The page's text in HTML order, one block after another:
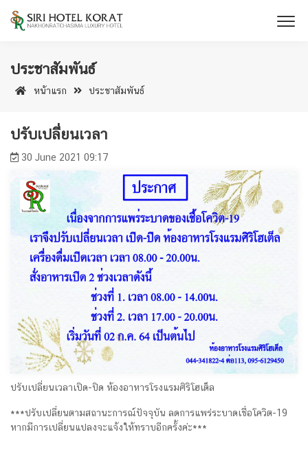
ประชาสัมพันธ์
หน้าแรก ประชาสัมพันธ์
ปรับเปลี่ยนเวลา
30 June 2021 09:17
ปรับเปลี่ยนเวลาเปิด-ปิด ห้องอาหารโรงแรมศิริโฮเต็ล
***ปรับเปลี่ยนตามสถานะการณ์ปัจจุบัน ลดการแพร่ระบาดเชื่อโควิต-19
หากมีการเปลี่ยนแปลงจะแจ้งให้ทราบอีกครั้งค่ะ***